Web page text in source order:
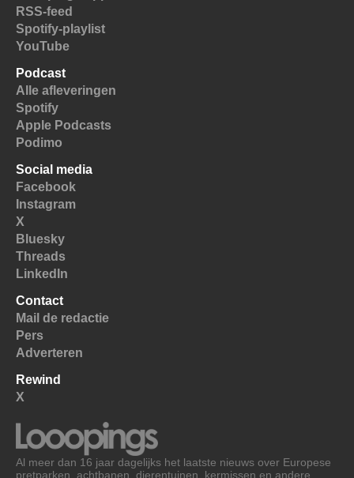
RSS-feed
Spotify-playlist
YouTube
Podcast
Alle afleveringen
Spotify
Apple Podcasts
Podimo
Social media
Facebook
Instagram
X
Bluesky
Threads
LinkedIn
Contact
Mail de redactie
Pers
Adverteren
Rewind
X
Al meer dan 16 jaar dagelijks het laatste nieuws over Europese
pretparken, achtbanen, dierentuinen, kermissen en andere